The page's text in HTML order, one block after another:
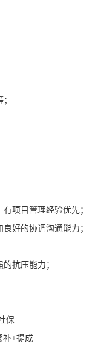
项目管理经验优先；
好的协调沟通能力；
抗压能力；
保
补+提成